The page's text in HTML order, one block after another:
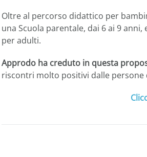
Oltre al percorso didattico per
una Scuola parentale, dai 6 ai 9
per adulti.
Approdo ha creduto in questa
riscontri molto positivi dalle